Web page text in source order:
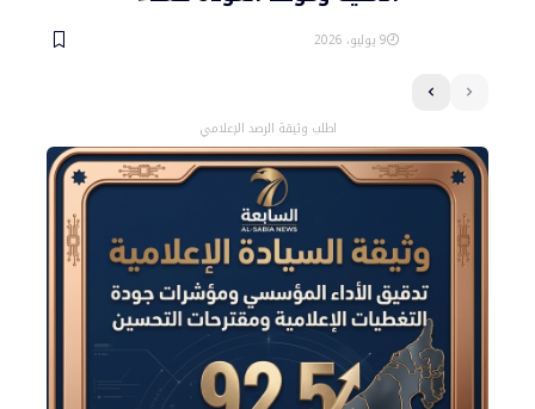
9 يوليو، 2026
اطلب وثيقة الرصد الإعلامي